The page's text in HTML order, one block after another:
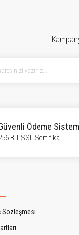
Ödeme
BIT SSL Sertifika
Sözleşmesi